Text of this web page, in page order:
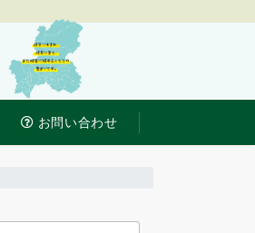
お問い合わせ